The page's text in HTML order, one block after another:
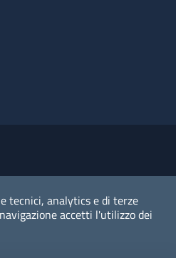
tecnici, analytics e di terze
accetti l'utilizzo dei
dato personale